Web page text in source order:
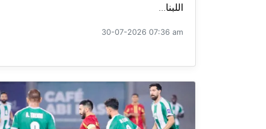
اللبنا...
30-07-2026 07:36 am